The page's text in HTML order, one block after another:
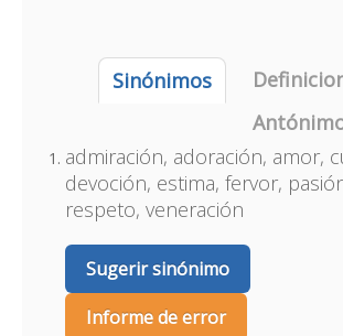
Sinónimos
admiración, adoración, amor,
devoción, estima, fervor,
respeto, veneración
Sugerir sinónimo
Informe de error